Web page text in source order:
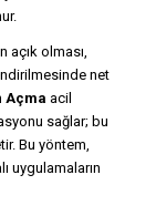
olması,
net
Açma acil
sağlar; bu
Bu yöntem,
uygulamaların